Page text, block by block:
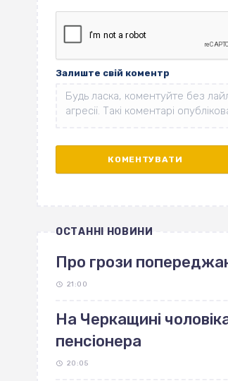
Залиште свій коментр
ОСТАННІ НОВИНИ
Про грози
21:00
На Черкащині
пенсіонера
20:05